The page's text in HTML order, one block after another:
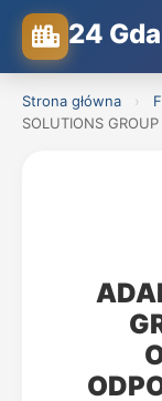
24
Strona główna ›
SOLUTIONS